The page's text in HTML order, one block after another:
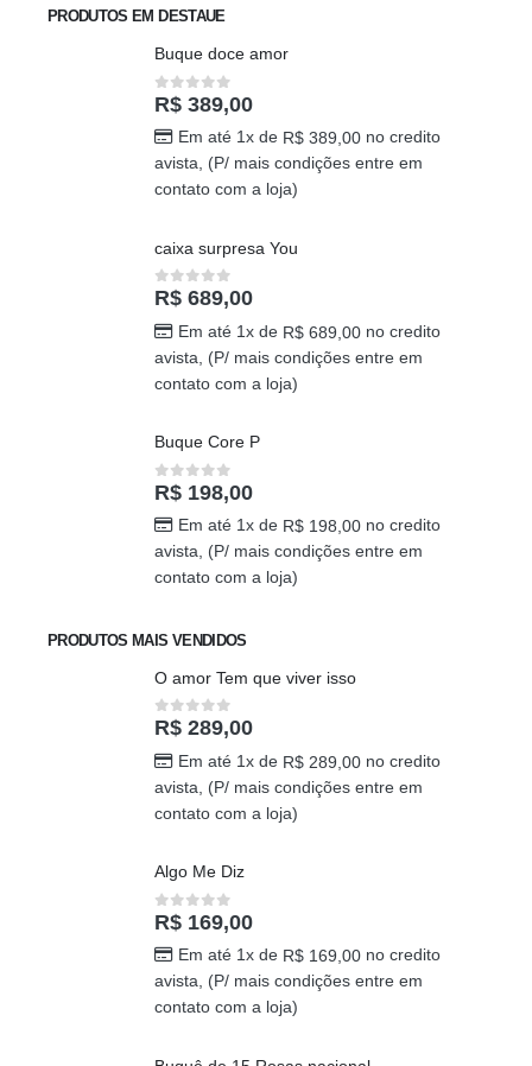
PRODUTOS EM DESTAUE
Buque doce amor
0out of 5
R$389,00
Em até 1x deR$
contato com a loja)
caixa surpresa You
0out of 5
R$689,00
Em até 1x deR$
contato com a loja)
Buque Core P
0out of 5
R$198,00
Em até 1x deR$
contato com a loja)
PRODUTOS MAIS VENDIDOS
O amor Tem que viver isso
0out of 5
R$289,00
Em até 1x deR$
contato com a loja)
Algo Me Diz
0out of 5
R$169,00
Em até 1x deR$